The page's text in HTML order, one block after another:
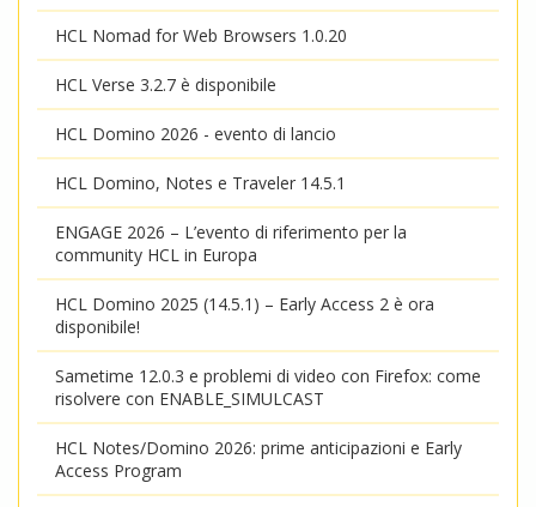
HCL Nomad for Web Browsers 1.0.20
HCL Verse 3.2.7 è disponibile
HCL Domino 2026 - evento di lancio
HCL Domino, Notes e Traveler 14.5.1
ENGAGE 2026 – L’evento di riferimento per la
community HCL in Europa
HCL Domino 2025 (14.5.1) – Early Access 2 è ora
disponibile!
Sametime 12.0.3 e problemi di video con Firefox: come
risolvere con ENABLE_SIMULCAST
HCL Notes/Domino 2026: prime anticipazioni e Early
Access Program